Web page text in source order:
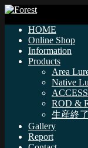
HOME
Online Shop
Information
Products
Area
Native
ROD &
生産終
Gallery
Report